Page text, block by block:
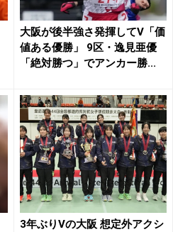
大阪が後半強さ発揮してV「価
値ある優勝」 9区・逸見亜優
「絶対勝つ」でアンカー勝...
3年ぶりVの大阪 想定外アクシ